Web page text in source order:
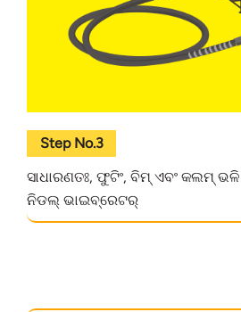
Step No.3
ସାଧାରଣତଃ, ଫୁଟିଂ, ବିମ୍ ଏବଂ କଲମ୍
ନିଡଲ୍ ଭାଇବ୍ରେଟର୍